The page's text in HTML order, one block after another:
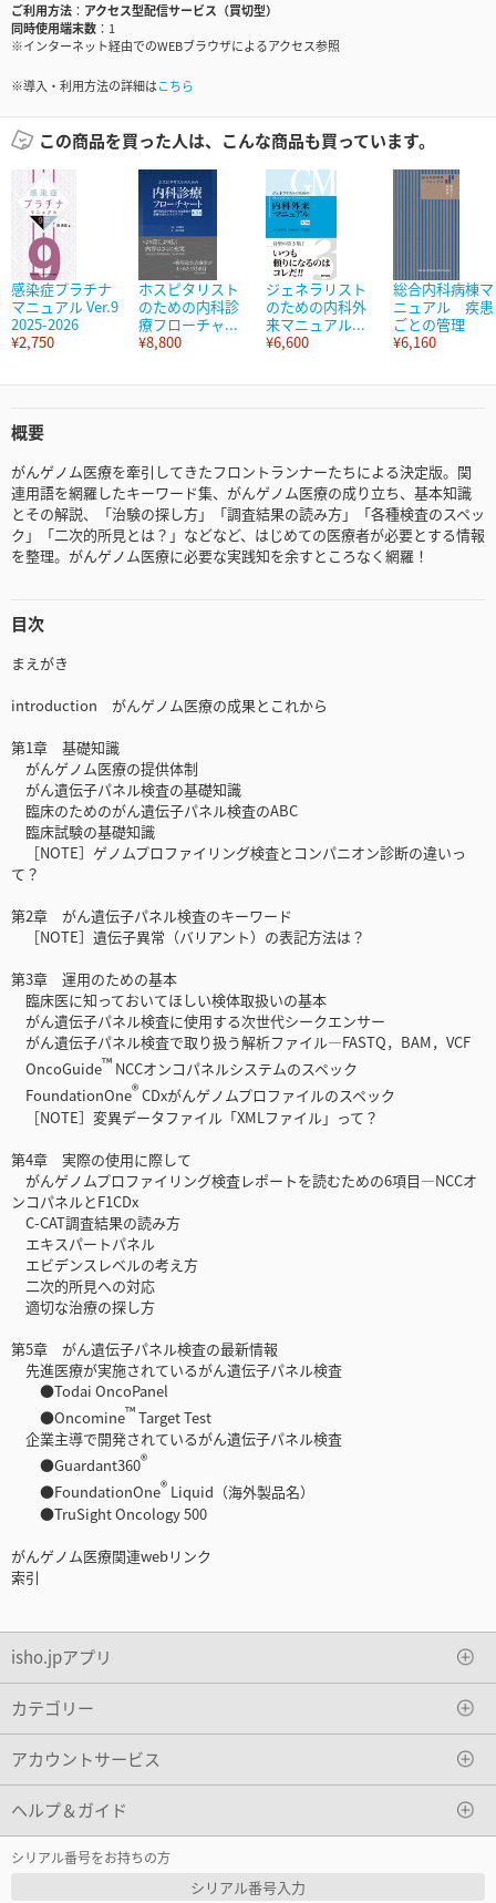
ご利用方法
アクセス型配信サービス（買切型）
同時使用端末数
1
※インターネット経由でのWEBブラウザによるアクセス参照
※導入・利用方法の詳細はこちら
この商品を買った人は、こんな商品も買っています。
感染症プラチナ
マニュアル Ver.9
2025-2026
¥2,750
ホスピタリスト
のための内科診
療フローチャ...
¥8,800
ジェネラリスト
のための内科外
来マニュアル...
¥6,600
総合内科病棟マ
ニュアル 疾患
ごとの管理
¥6,160
概要
がんゲノム医療を牽引してきたフロントランナーたちによる決定版。関
連用語を網羅したキーワード集、がんゲノム医療の成り立ち、基本知識
とその解説、「治験の探し方」「調査結果の読み方」「各種検査のスペッ
ク」「二次的所見とは？」などなど、はじめての医療者が必要とする情報
を整理。がんゲノム医療に必要な実践知を余すところなく網羅！
目次
まえがき
introduction がんゲノム医療の成果とこれから
第1章 基礎知識
がんゲノム医療の提供体制
がん遺伝子パネル検査の基礎知識
臨床のためのがん遺伝子パネル検査のABC
臨床試験の基礎知識
［NOTE］ゲノムプロファイリング検査とコンパニオン診断の違いっ
て？
第2章 がん遺伝子パネル検査のキーワード
［NOTE］遺伝子異常（バリアント）の表記方法は？
第3章 運用のための基本
臨床医に知っておいてほしい検体取扱いの基本
がん遺伝子パネル検査に使用する次世代シークエンサー
がん遺伝子パネル検査で取り扱う解析ファイル―FASTQ，BAM，VCF
OncoGuide™ NCCオンコパネルシステムのスペック
FoundationOne®CDxがんゲノムプロファイルのスペック
［NOTE］変異データファイル「XMLファイル」って？
第4章 実際の使用に際して
がんゲノムプロファイリング検査レポートを読むための6項目―NCCオ
ンコパネルとF1CDx
C-CAT調査結果の読み方
エキスパートパネル
エビデンスレベルの考え方
二次的所見への対応
適切な治療の探し方
第5章 がん遺伝子パネル検査の最新情報
先進医療が実施されているがん遺伝子パネル検査
●Todai OncoPanel
●Oncomine™Target Test
企業主導で開発されているがん遺伝子パネル検査
●Guardant360®
●FoundationOne® Liquid（海外製品名）
●TruSight Oncology 500
がんゲノム医療関連webリンク
索引
isho.jpアプリ
カテゴリー
アカウントサービス
ヘルプ＆ガイド
シリアル番号をお持ちの方
シリアル番号入力